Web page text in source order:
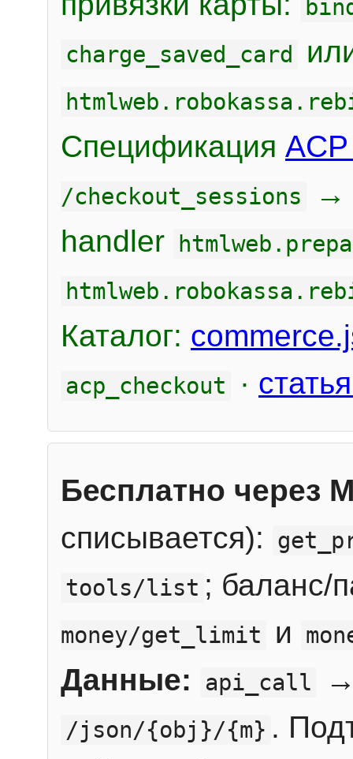
charge_saved_card
Спецификация
/checkout_sessions
handler
Каталог:
acp_checkout ·
Бесплатно через
списывается):
tools/list ; баланс/
money/get_limit и
Данные: api_call
/json/{obj}/{m} .